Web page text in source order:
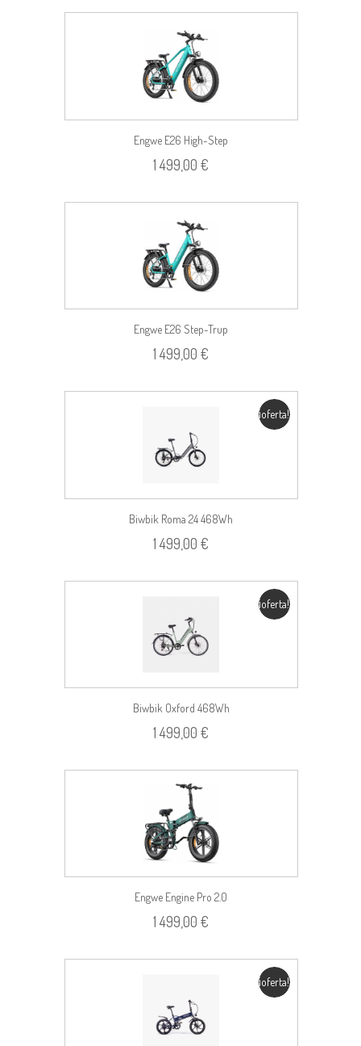
Engwe E26 High-Step
1 499,00 €
Engwe E26 Step-Trup
1 499,00 €
¡oferta!
Biwbik Roma 24 468Wh
1 499,00 €
¡oferta!
Biwbik Oxford 468Wh
1 499,00 €
Engwe Engine Pro 2.0
1 499,00 €
¡oferta!